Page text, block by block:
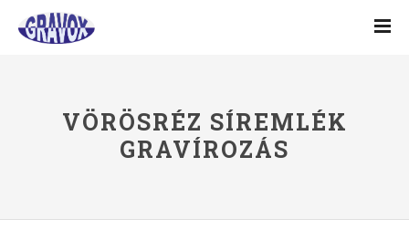
VÖRÖSRÉZ SÍREMLÉK
GRAVÍROZÁS